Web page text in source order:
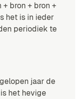
+ bron + bron +
het is in ieder
periodiek te
jaar de
het hevige